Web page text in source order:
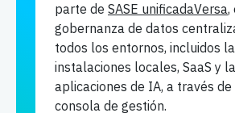
parte de SASE unificadaVersa,
gobernanza de datos
todos los entornos, incluidos
instalaciones locales, SaaS y
aplicaciones de IA, a través de
consola de gestión.